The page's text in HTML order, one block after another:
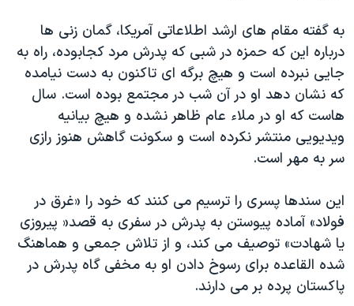
به گفته مقام های ارشد اطلاعاتی آمریکا، گمان زنی ها
درباره این که حمزه در شبی که پدرش مرد کجابوده، راه به
جایی نبرده است و هیچ برگه ای تاکنون به دست نیامده
که نشان دهد او در آن شب در مجتمع بوده است. سال
هاست که او در ملاء عام ظاهر نشده و هیچ بیانیه
ویدیویی منتشر نکرده است و سکونت گاهش هنوز رازی
سر به مهر است.
این سندها پسری را ترسیم می کنند که خود را «غرق در
فولاد» آماده پیوستن به پدرش در سفری به قصد« پیروزی
یا شهادت» توصیف می کند، و از تلاش جمعی و هماهنگ
شده القاعده برای رسوخ دادن او به مخفی گاه پدرش در
پاکستان پرده بر می دارند.